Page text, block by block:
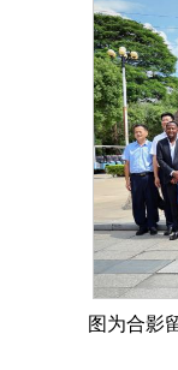
图为合影